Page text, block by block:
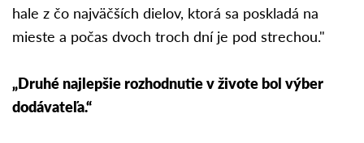
hale z čo najväčších dielov, ktorá sa poskladá na
mieste a počas dvoch troch dní je pod strechou."
„Druhé najlepšie rozhodnutie v živote bol výber
dodávateľa.“